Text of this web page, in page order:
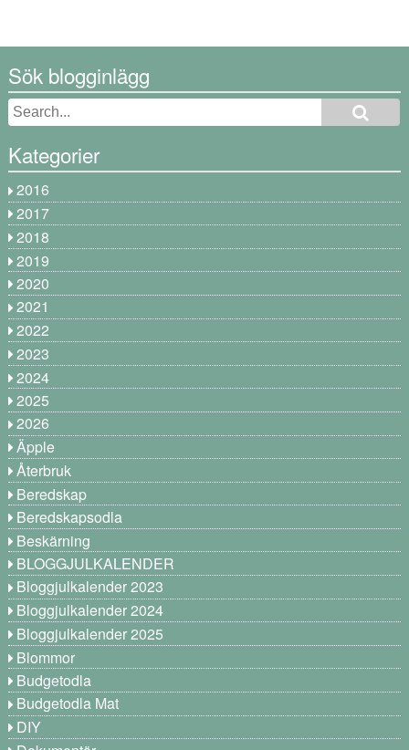
Sök blogginlägg
Kategorier
2016
2017
2018
2019
2020
2021
2022
2023
2024
2025
2026
Äpple
Återbruk
Beredskap
Beredskapsodla
Beskärning
BLOGGJULKALENDER
Bloggjulkalender 2023
Bloggjulkalender 2024
Bloggjulkalender 2025
Blommor
Budgetodla
Budgetodla Mat
DIY